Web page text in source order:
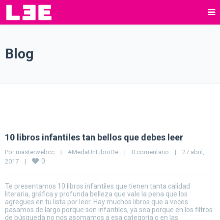
Blog
10 libros infantiles tan bellos que debes leer
Por masterwebcc | #MedaUnLibroDe | 0 comentario |
27 abril,
2017 | 0
Te presentamos 10 libros infantiles que tienen tanta calidad
literaria, gráfica y profunda belleza que vale la pena que los
agregues en tu lista por leer. Hay muchos libros que a veces
pasamos de largo porque son infantiles, ya sea porque en los filtros
de búsqueda no nos asomamos a esa categoría o en las